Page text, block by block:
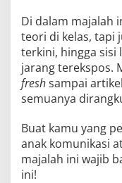
Di dalam majalah
teori di kelas, tapi
terkini, hingga sisi
jarang terekspos.
freshsampai
semuanya
Buat kamu yang
anak komunikasi
majalah ini wajib
ini!